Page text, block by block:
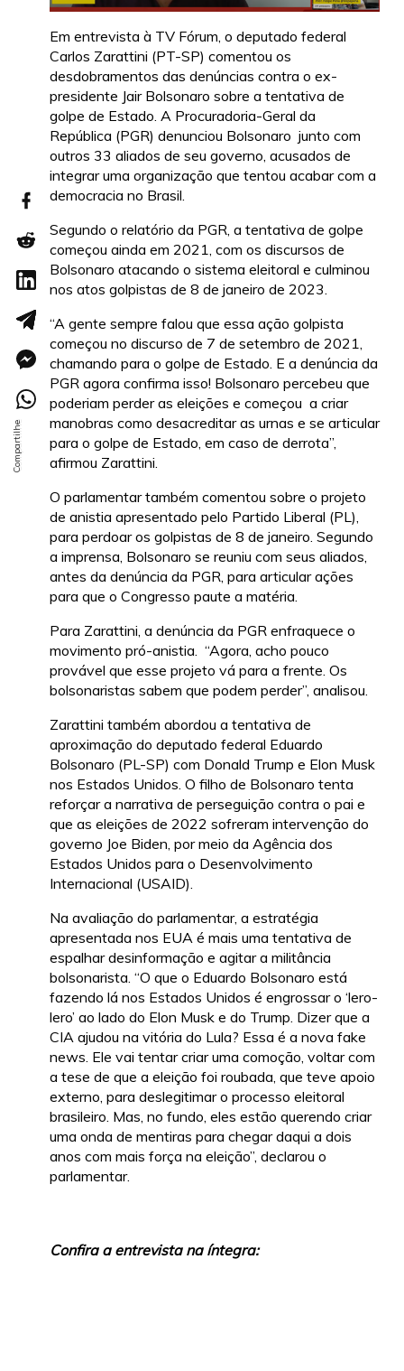
Em entrevista à TV Fórum, o deputado federal
Carlos Zarattini (PT-SP) comentou os
desdobramentos das denúncias contra o ex-
presidente Jair Bolsonaro sobre a tentativa de
golpe de Estado. A Procuradoria-Geral da
República (PGR) denunciou Bolsonaro junto com
outros 33 aliados de seu governo, acusados de
integrar uma organização que tentou acabar com a
democracia no Brasil.
Segundo o relatório da PGR, a tentativa de golpe
começou ainda em 2021, com os discursos de
Bolsonaro atacando o sistema eleitoral e culminou
nos atos golpistas de 8 de janeiro de 2023.
“A gente sempre falou que essa ação golpista
começou no discurso de 7 de setembro de 2021,
chamando para o golpe de Estado. E a denúncia da
PGR agora confirma isso! Bolsonaro percebeu que
poderiam perder as eleições e começou a criar
manobras como desacreditar as urnas e se articular
para o golpe de Estado, em caso de derrota”,
afirmou Zarattini.
O parlamentar também comentou sobre o projeto
de anistia apresentado pelo Partido Liberal (PL),
para perdoar os golpistas de 8 de janeiro. Segundo
a imprensa, Bolsonaro se reuniu com seus aliados,
antes da denúncia da PGR, para articular ações
para que o Congresso paute a matéria.
Para Zarattini, a denúncia da PGR enfraquece o
movimento pró-anistia. “Agora, acho pouco
provável que esse projeto vá para a frente. Os
bolsonaristas sabem que podem perder”, analisou.
Zarattini também abordou a tentativa de
aproximação do deputado federal Eduardo
Bolsonaro (PL-SP) com Donald Trump e Elon Musk
nos Estados Unidos. O filho de Bolsonaro tenta
reforçar a narrativa de perseguição contra o pai e
que as eleições de 2022 sofreram intervenção do
governo Joe Biden, por meio da Agência dos
Estados Unidos para o Desenvolvimento
Internacional (USAID).
Na avaliação do parlamentar, a estratégia
apresentada nos EUA é mais uma tentativa de
espalhar desinformação e agitar a militância
bolsonarista. “O que o Eduardo Bolsonaro está
fazendo lá nos Estados Unidos é engrossar o ‘lero-
lero’ ao lado do Elon Musk e do Trump. Dizer que a
CIA ajudou na vitória do Lula? Essa é a nova fake
news. Ele vai tentar criar uma comoção, voltar com
a tese de que a eleição foi roubada, que teve apoio
externo, para deslegitimar o processo eleitoral
brasileiro. Mas, no fundo, eles estão querendo criar
uma onda de mentiras para chegar daqui a dois
anos com mais força na eleição”, declarou o
parlamentar.
Confira a entrevista na íntegra: